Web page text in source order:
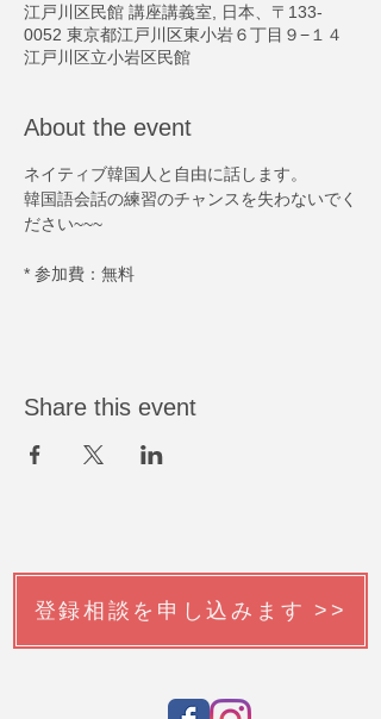
江戸川区民館 講座講義室, 日本、〒133-
0052 東京都江戸川区東小岩６丁目９−１４
江戸川区立小岩区民館
About the event
ネイティブ韓国人と自由に話します。
韓国語会話の練習のチャンスを失わないでく
ださい~~~
* 参加費：無料
Share this event
登録相談を申し込みます >>